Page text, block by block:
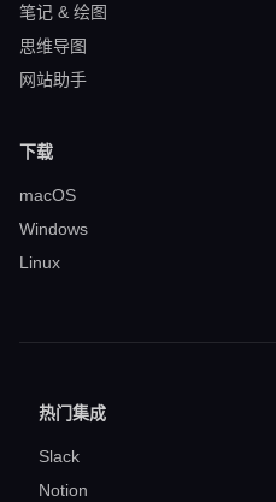
笔记 & 绘图
思维导图
网站助手
下载
macOS
Windows
Linux
热门集成
Slack
Notion